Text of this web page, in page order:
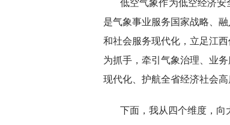
低空气象作为低空经济
是气象事业服务国家战略、
和社会服务现代化，立足江
为抓手，牵引气象治理、业
现代化、护航全省经济社会高
下面，我从四个维度，向